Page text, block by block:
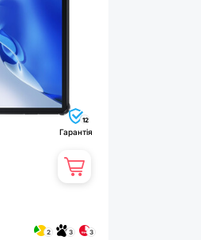
12
Гарантія
2 3 3